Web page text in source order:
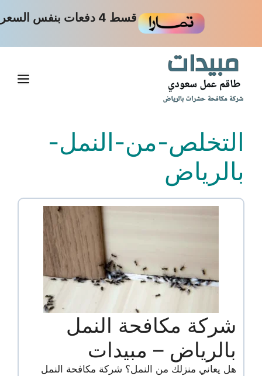
قسط 4 دفعات بنفس السعر
التخلص-من-النمل-
بالرياض
شركة مكافحة النمل
بالرياض – مبيدات
هل يعاني منزلك من النمل؟ شركة مكافحة النمل